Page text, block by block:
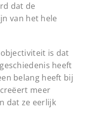
dat de
van het hele
is dat
heeft
belang heeft bij
meer
dat ze eerlijk